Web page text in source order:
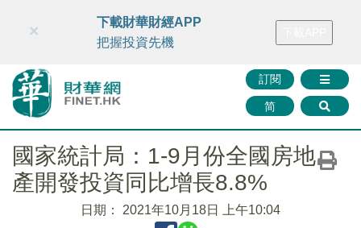
財華智庫網 FINTV FINMETA 財華證券 媒體矩陣
訂閱
简
×
下載財華財經APP
把握投資先機
國家統計局：1-9月份全國房地
產開發投資同比增長8.8%
日期： 2021年10月18日 上午10:04